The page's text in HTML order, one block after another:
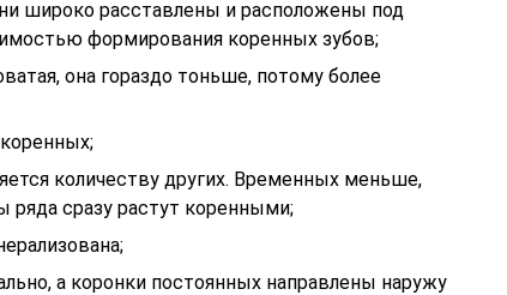
широко расставлены и расположены под
формирования коренных зубов;
она гораздо тоньше, потому более
количеству других. Временных меньше,
сразу растут коренными;
а коронки постоянных направлены наружу